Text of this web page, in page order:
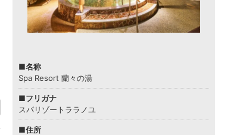
■名称
Spa Resort 蘭々の湯
■フリガナ
スパリゾートララノユ
■住所